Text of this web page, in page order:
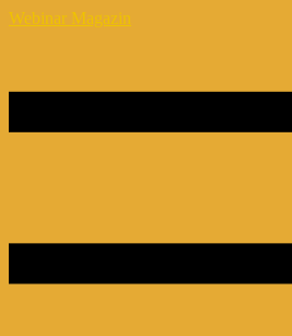
Webinar Magazin